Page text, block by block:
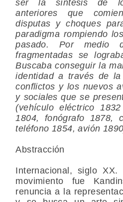
ser la síntesis de
anteriores que
disputas y choques
paradigma rompiendo
pasado. Por medio
fragmentadas se
Buscaba conseguir la
identidad a través de
conflictos y los nuevos
y sociales que se
(vehículo eléctrico
1804, fonógrafo 1878,
teléfono 1854, avión
Abstracción
Internacional, siglo
movimiento fue
renuncia a la